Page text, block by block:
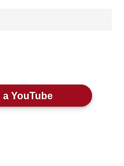
YouTube